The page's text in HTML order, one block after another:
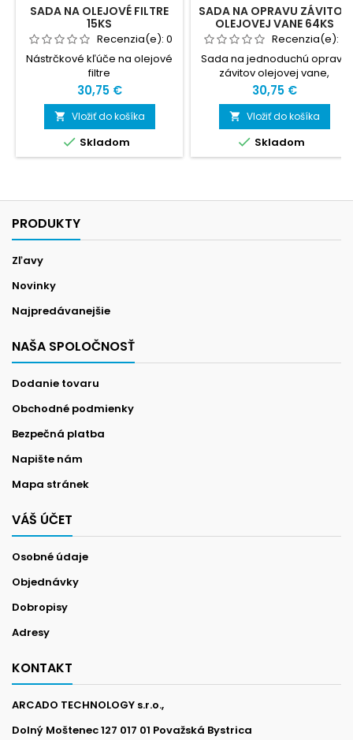
SADA NA OLEJOVÉ FILTRE
15KS
Recenzia(e): 0
Nástrčkové kľúče na olejové
filtre
Cena
30,75 €
 Vložiť do košíka
 Skladom
SADA NA OPRAVU ZÁVITOV
OLEJOVEJ VANE 64KS
Recenzia(e):
Sada na jednoduchú opravu
závitov olejovej vane,
prevodovky a iných
vypúšťacích otvorov.
Cena
30,75 €
 Vložiť do košíka
 Skladom
PRODUKTY
Zľavy
Novinky
Najpredávanejšie
NAŠA SPOLOČNOSŤ
Dodanie tovaru
Obchodné podmienky
Bezpečná platba
Napište nám
Mapa stránek
VÁŠ ÚČET
Osobné údaje
Objednávky
Dobropisy
Adresy
KONTAKT
ARCADO TECHNOLOGY s.r.o.,
Dolný Moštenec 127 017 01 Považská Bystrica